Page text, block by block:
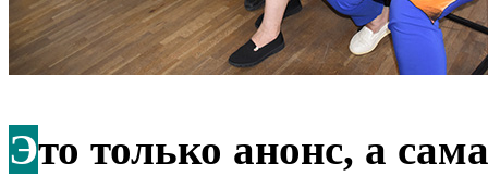
Это только анонс, а